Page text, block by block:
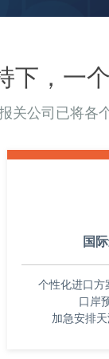
有
，
关
关公司已将各
下，一
个性化进口方
口岸
加急安排
国